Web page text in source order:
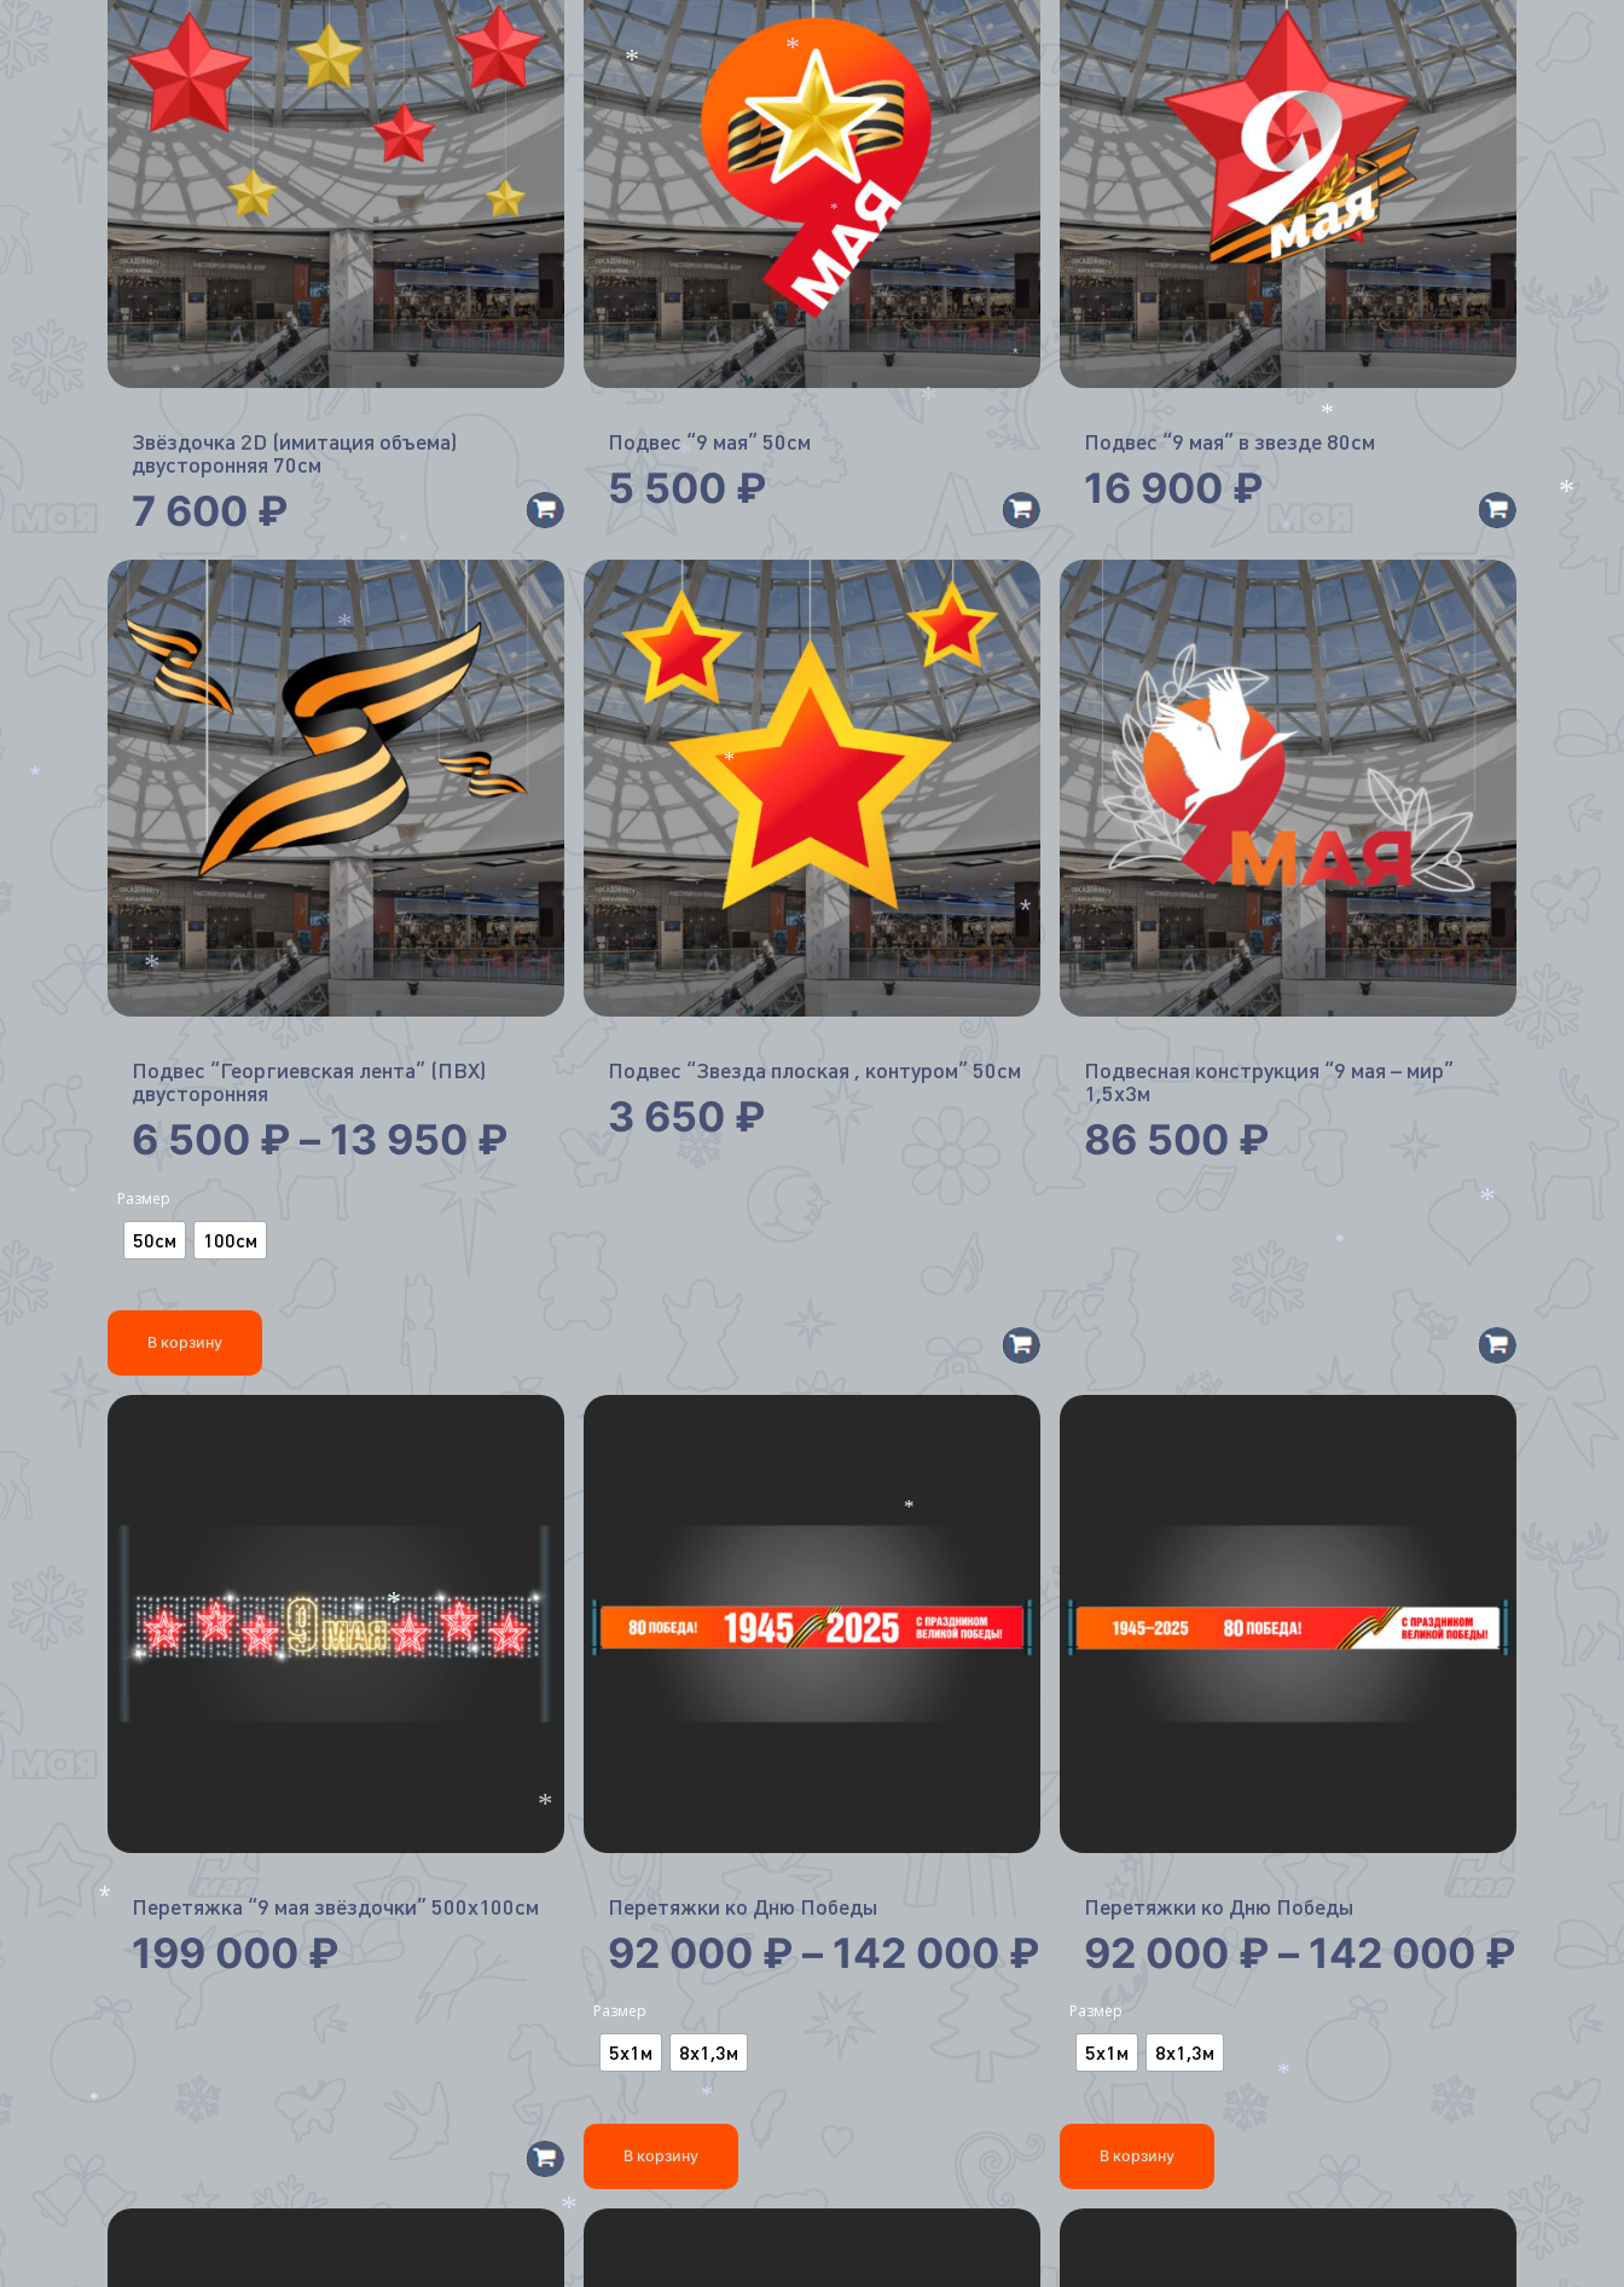
Звёздочка 2D (имитация объема)
двусторонняя 70см
7 600 ₽
Подвес “9 мая” 50см
5 500 ₽
Подвес “9 мая” в звезде 80см
16 900 ₽
Подвес “Георгиевская лента” (ПВХ)
двусторонняя
6 500 ₽ – 13 950 ₽
Размер
50см 100см
В корзину
Подвес “Звезда плоская , контуром” 50см
3 650 ₽
Подвесная конструкция “9 мая – мир”
1,5х3м
86 500 ₽
Перетяжка “9 мая звёздочки” 500х100см
199 000 ₽
Перетяжки ко Дню Победы
92 000 ₽ – 142 000 ₽
Размер
5х1м 8х1,3м
В корзину
Перетяжки ко Дню Победы
92 000 ₽ – 142 000 ₽
Размер
5х1м 8х1,3м
В корзину
*
*
*
*
*
*
*
*
*
*
*